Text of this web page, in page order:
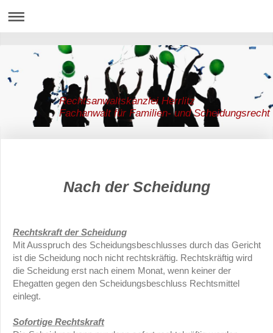
Rechtsanwaltskanzlei Herrlitz
Fachanwalt für Familien- und Scheidungsrecht
Nach der Scheidung
Rechtskraft der Scheidung
Mit Ausspruch des Scheidungsbeschlusses durch das Gericht
ist die Scheidung noch nicht rechtskräftig. Rechtskräftig wird
die Scheidung erst nach einem Monat, wenn keiner der
Ehegatten gegen den Scheidungsbeschluss Rechtsmittel
einlegt.
Sofortige Rechtskraft